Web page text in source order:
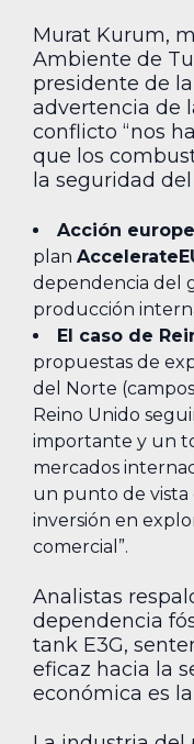
Murat Kurum,
Ambiente de
presidente de la
advertencia de
conflicto “nos
que los
la seguridad
Acción
plan
dependencia del
producción
El caso de
propuestas de
del Norte (campos
Reino Unido
importante y un
mercados
un punto de vista
inversión en
comercial”.
Analistas
dependencia
tank E3G,
eficaz hacia la
económica es